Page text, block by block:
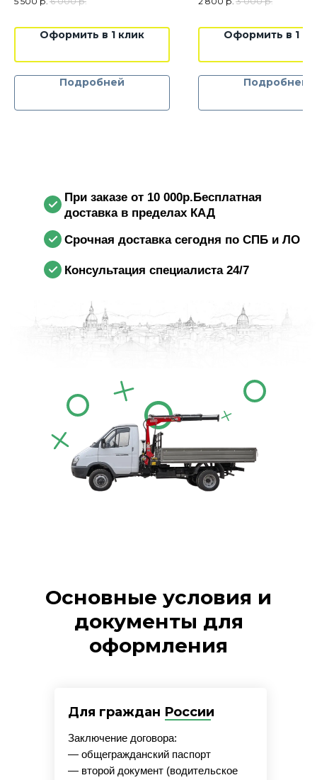
сутки
Стоимость5500 руб./комплект
Цена указана без НДС
Оформить в 1 клик
Подробней
Залог:Оформить в 1
Подробней
При заказе от 10 000р.Бесплатная
доставка в пределах КАД
Срочная доставка сегодня по СПБ и ЛО
Консультация специалиста 24/7
Основные условия и
документы для
оформления
Для граждан России
Заключение договора:
— общегражданский паспорт
— второй документ (водительское